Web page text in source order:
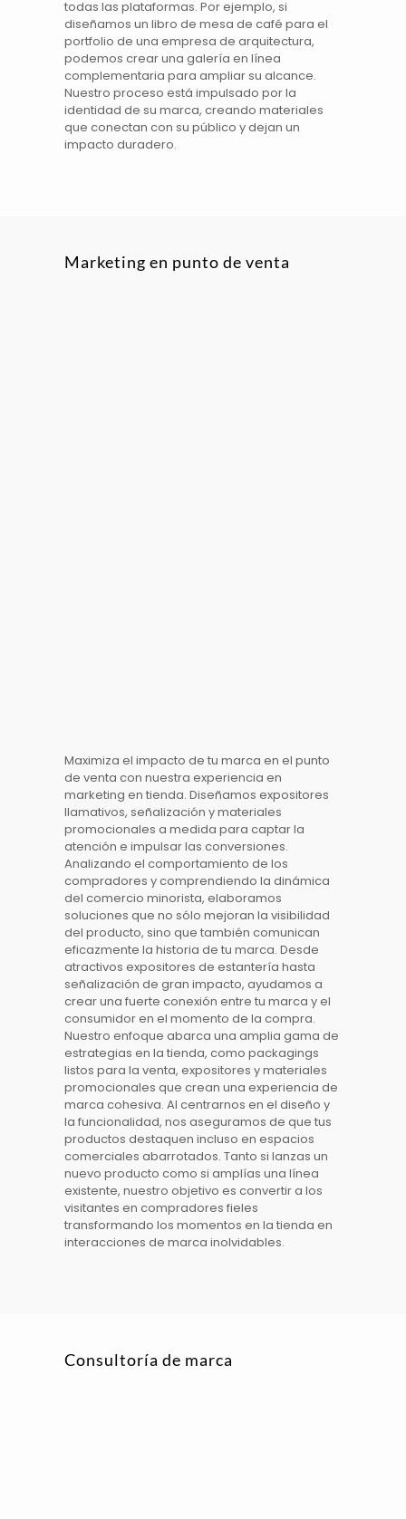
todas las plataformas. Por ejemplo, si
diseñamos un libro de mesa decafé para el
portfolio de una empresa de arquitectura,
podemos crear una galería en línea
complementaria para ampliar su alcance.
Nuestroproceso está impulsado por la
identidad de su marca, creando materiales
que conectan con su público y dejan un
impacto duradero.
Marketing en punto de venta
Maximiza el impacto de tu marca en elpunto
de venta con nuestra experiencia en
marketing en tienda. Diseñamos expositores
llamativos, señalización y materiales
promocionales a medida para captar la
atención e impulsar las conversiones.
Analizando el comportamiento de los
compradores y comprendiendo la dinámica
del comercio minorista, elaboramos
soluciones que no sólo mejoran la visibilidad
del producto, sino que también comunican
eficazmente la historia de tu marca. Desde
atractivos expositores de estantería hasta
señalización de gran impacto, ayudamos a
crear una fuerte conexión entre tu marca y el
consumidor en el momento de la compra.
Nuestro enfoque abarca una amplia gama de
estrategias en latienda, comopackagings
listos para la venta, expositores y materiales
promocionales que crean una experiencia de
marca cohesiva. Al centrarnos en el diseño y
la funcionalidad, nos aseguramos de que tus
productos destaquen incluso enespacios
comerciales abarrotados. Tanto si lanzas un
nuevo producto como si amplías una línea
existente, nuestro objetivo es convertir a los
visitantes en compradores fieles
transformando los momentos en latienda en
interacciones de marca inolvidables.
Consultoría de marca